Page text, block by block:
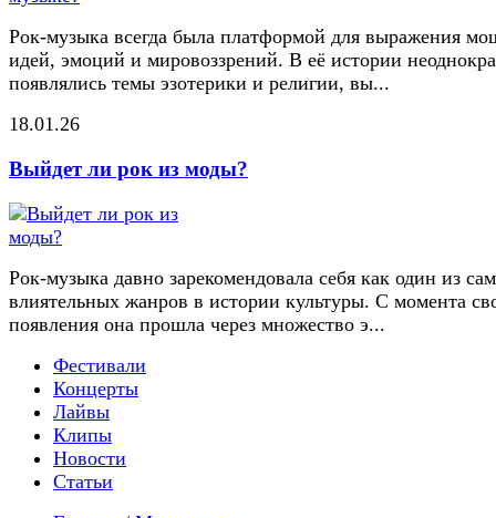
Рок-музыка всегда была платформой для выражения
идей, эмоций и мировоззрений. В её истории
появлялись темы эзотерики и религии, вы...
18.01.26
Выйдет ли рок из моды?
Рок-музыка давно зарекомендовала себя как один из
влиятельных жанров в истории культуры. С момента
появления она прошла через множество э...
Фестивали
Концерты
Лайвы
Клипы
Новости
Статьи